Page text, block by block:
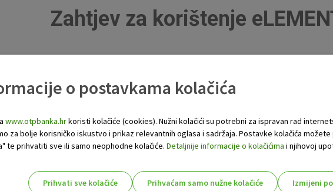
Zahtjev za korištenje
eLEMENT@-e za poslovne subjekte ff.pdf
banke
o postavkama kolačića
www.otpbanka.hrkoristi kolačiće (cookies). Nužni kolačići su potrebni za ispravan rad
za bolje korisničko iskustvo i prikaz relevantnih oglasa i sadržaja. Postavke kolačića
te prihvatiti sve ili samo neophodne kolačiće. Detaljnije informacije o kolačićima i njihovoj
Prihvati sve kolačiće Prihvaćam samo nužne kolačiće
Izmijeni